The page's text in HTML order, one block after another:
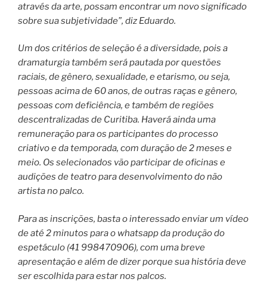
através da arte, possam encontrar um novo significado
sobre sua subjetividade”, diz Eduardo.
Um dos critérios de seleção é a diversidade, pois a
dramaturgia também será pautada por questões
raciais, de gênero, sexualidade, e etarismo, ou seja,
pessoas acima de 60 anos, de outras raças e gênero,
pessoas com deficiência, e também de regiões
descentralizadas de Curitiba. Haverá ainda uma
remuneração para os participantes do processo
criativo e da temporada, com duração de 2 meses e
meio. Os selecionados vão participar de oficinas e
audições de teatro para desenvolvimento do não
artista no palco.
Para as inscrições, basta o interessado enviar um vídeo
de até 2 minutos para o whatsapp da produção do
espetáculo (41 998470906), com uma breve
apresentação e além de dizer porque sua história deve
ser escolhida para estar nos palcos.